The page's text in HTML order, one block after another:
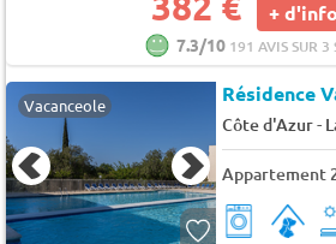
+
7.3/10 191 AVIS SUR 3
Vacanceole
Côte d'Azur-
Appartement